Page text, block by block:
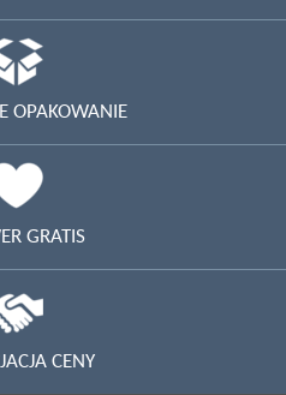
OPAKOWANIE
GRATIS
CENY